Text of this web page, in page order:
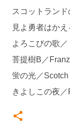
スコットラン
見よ勇者はか
よろこびの歌
菩提樹B／
蛍の光／Scotch
きよしこの夜